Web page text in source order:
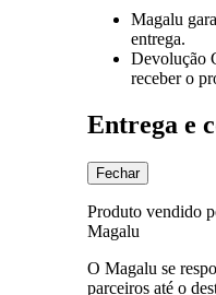
Magalu
entrega.
Devolução
receber o
Entrega e
Fechar
Produto vendido
Magalu
O Magalu se
parceiros até o